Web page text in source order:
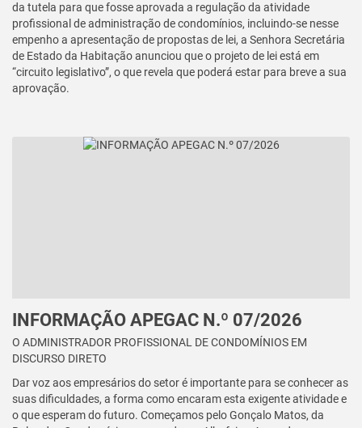
da tutela para que fosse aprovada a regulação da atividade
profissional de administração de condomínios, incluindo-se nesse
empenho a apresentação de propostas de lei, a Senhora Secretária
de Estado da Habitação anunciou que o projeto de lei está em
“circuito legislativo”, o que revela que poderá estar para breve a sua
aprovação.
INFORMAÇÃO APEGAC N.º 07/2026
O ADMINISTRADOR PROFISSIONAL DE CONDOMÍNIOS EM
DISCURSO DIRETO
Dar voz aos empresários do setor é importante para se conhecer as
suas dificuldades, a forma como encaram esta exigente atividade e
o que esperam do futuro. Começamos pelo Gonçalo Matos, da